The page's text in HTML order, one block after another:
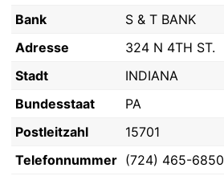
Bank
S & T BANK
Adresse
324 N 4TH ST.
Stadt
INDIANA
Bundesstaat
PA
Postleitzahl
15701
Telefonnummer (724) 465-6850